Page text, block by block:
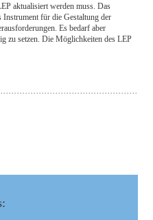
aktualisiert werden muss. Das
für die Gestaltung der
Es bedarf aber
zu setzen. Die Möglichkeiten des LEP